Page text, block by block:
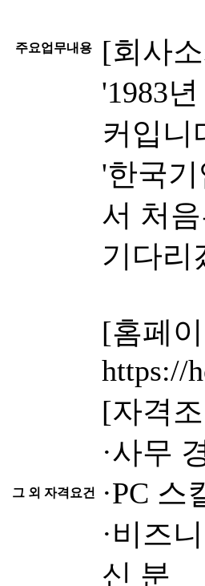
주요업무내용
[회사
'1983
커입니
'한국
서 처
기다리
[홈페
https://
그 외 자격요건
[자격
·사무
·PC
·비즈
신 분